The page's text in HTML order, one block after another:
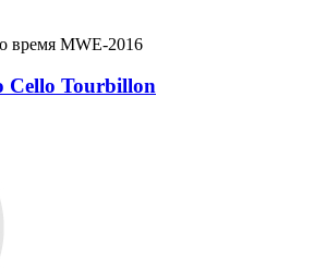
время MWE-2016
Cello Tourbillon